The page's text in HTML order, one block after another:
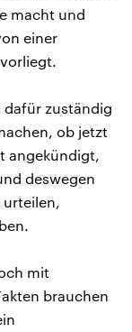
macht und
einer
dafür zuständig
ob jetzt
angekündigt,
deswegen
urteilen,
mit
brauchen